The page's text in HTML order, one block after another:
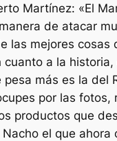
Martínez: «El
de atacar
las mejores cosas
cuanto a la
pesa más es la del
por las fotos,
productos que
el que ahora